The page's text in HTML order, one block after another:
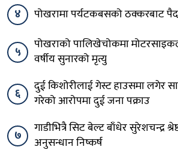
४
पोखरामा पर्यटकबसको ठक्करबाट
५
पोखराको पालिखेचोकमा
वर्षीय सुनारको मृत्यु
६
दुई किशोरीलाई गेस्ट हाउसमा लगेर
गरेको आरोपमा दुई जना पक्राउ
७
गाडीभित्रै सिट बेल्ट बाँधेर सुरेशचन्द्र
अनुसन्धान निष्कर्ष